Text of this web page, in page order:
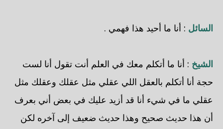
السائل : أنا ما أحيد هذا فهمي .
الشيخ : أنا ما أتكلم معك في العلم أنت تقول أنا لست
حجة أنا أتكلم بالعقل اللي عقلي مثل عقلك وعقلك مثل
عقلي ما في شيء أنا قد أزيد عليك في بعض أني بعرف
أن هذا حديث صحيح وهذا حديث ضعيف إلى آخره لكن